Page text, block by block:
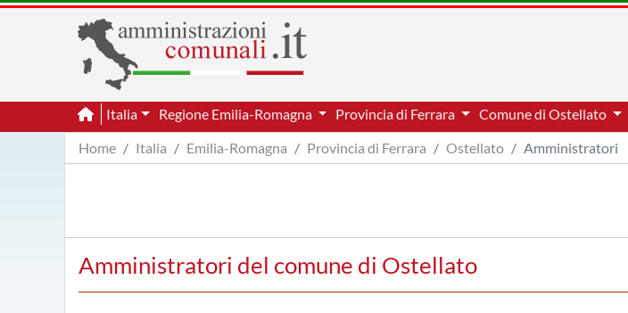
Italia Regione Emilia-Romagna Provincia di Ferrara Comune di Ostellato
Home
Italia Emilia-Romagna Provincia di Ferrara Ostellato Amministratori
Amministratori del comune di Ostellato